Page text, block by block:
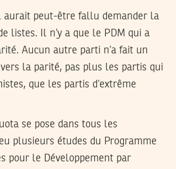
aurait peut-être fallu demander la
listes. Il n’y a que le PDM qui a
Aucun autre parti n’a fait un
la parité, pas plus les partis qui
que les partis d’extrême
se pose dans tous les
plusieurs études du Programme
pour le Développement par